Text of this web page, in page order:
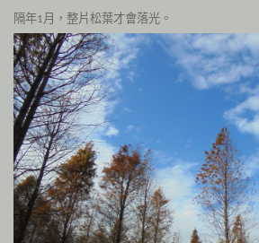
隔年1月，整片松葉才會落光。